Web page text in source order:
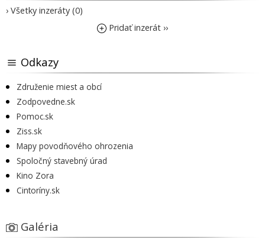
› Všetky inzeráty (0)
Pridať inzerát ››
Odkazy
Združenie miest a obcí
Zodpovedne.sk
Pomoc.sk
Ziss.sk
Mapy povodňového ohrozenia
Spoločný stavebný úrad
Kino Zora
Cintoríny.sk
Galéria